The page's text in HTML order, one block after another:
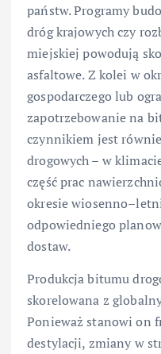
państw. Programy
dróg krajowych czy
miejskiej powodują
asfaltowe. Z kolei w
gospodarczego lub
zapotrzebowanie na
czynnikiem jest
drogowych – w
część prac
okresie
odpowiedniego
dostaw.
Produkcja bitumu
skorelowana z
Ponieważ stanowi on
destylacji, zmiany w